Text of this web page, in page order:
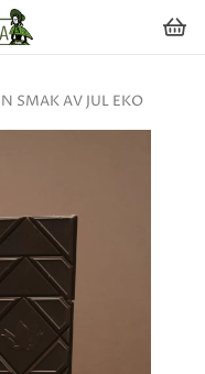
SMAK AV JUL EKO